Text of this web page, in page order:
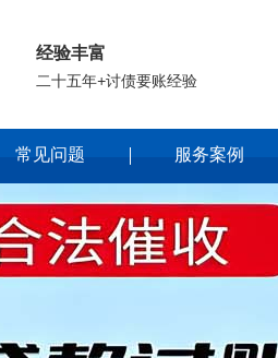
经验丰富
二十五年+讨债要账经验
常见问题 服务案例